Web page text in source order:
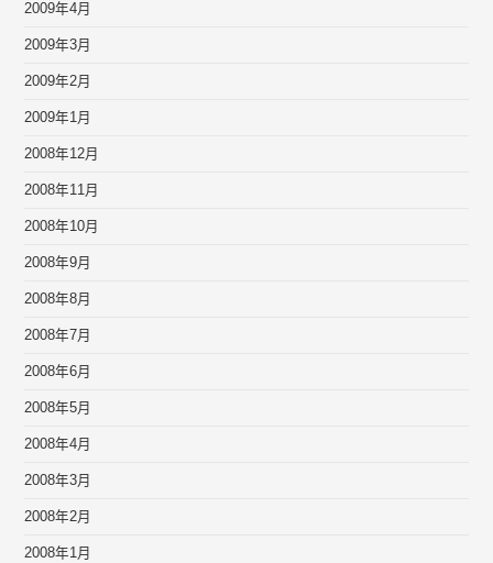
2009年4月
2009年3月
2009年2月
2009年1月
2008年12月
2008年11月
2008年10月
2008年9月
2008年8月
2008年7月
2008年6月
2008年5月
2008年4月
2008年3月
2008年2月
2008年1月